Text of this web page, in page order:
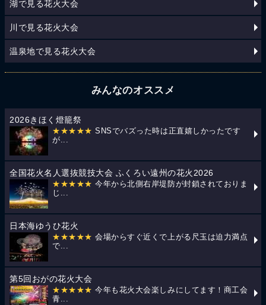
湖で見る花火大会
川で見る花火大会
温泉地で見る花火大会
みんなのオススメ
2026きほく燈籠祭
★★★★★ SNSでバズった時は正直嬉しかったです
が...
全国花火名人選抜競技大会 ふくろい遠州の花火2026
★★★★★ 今年から北側右岸堤防が封鎖されておりま
じ...
日本海ゆうひ花火
★★★★★ 会場からすぐ近くで上がる尺玉は迫力満点
で...
第5回おがの花火大会
★★★★★ 今年も花火大会楽しみにしてます！商工会
青...